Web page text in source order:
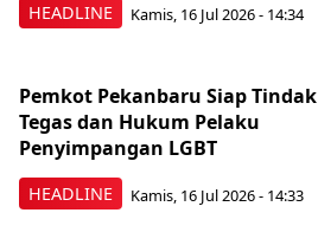
HEADLINE Kamis, 16 Jul 2026 - 14:34
HEADLINE
Pemkot Pekanbaru Siap Tindak
Tegas dan Hukum Pelaku
Penyimpangan LGBT
Kamis, 16 Jul 2026 - 14:33